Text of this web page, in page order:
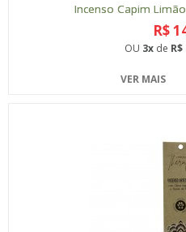
Incenso Capim
R$
OU 3xde R$
VER MAIS